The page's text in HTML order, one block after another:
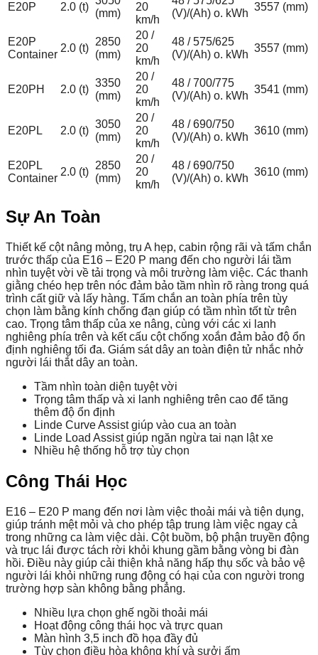
E20P 2.0 (t)
(mm)
20
km/h
(V)/(Ah) o. kWh
3557 (mm)
E20P
Container
2.0 (t)
2850
(mm)
20 /
20
km/h
48 / 575/625
(V)/(Ah) o. kWh
3557 (mm)
E20PH 2.0 (t)
3350
(mm)
20 /
20
km/h
48 / 700/775
(V)/(Ah) o. kWh
3541 (mm)
E20PL 2.0 (t)
3050
(mm)
20 /
20
km/h
48 / 690/750
(V)/(Ah) o. kWh
3610 (mm)
E20PL
Container
2.0 (t)
2850
(mm)
20 /
20
km/h
48 / 690/750
(V)/(Ah) o. kWh
3610 (mm)
Sự An Toàn
Thiết kế cột nâng mỏng, trụ A hẹp, cabin rộng rãi và tấm chắn
trước thấp của E16 – E20 P mang đến cho người lái tầm
nhìn tuyệt vời về tải trọng và môi trường làm việc. Các thanh
giằng chéo hẹp trên nóc đảm bảo tầm nhìn rõ ràng trong quá
trình cất giữ và lấy hàng. Tấm chắn an toàn phía trên tùy
chọn làm bằng kính chống đạn giúp có tầm nhìn tốt từ trên
cao. Trọng tâm thấp của xe nâng, cùng với các xi lanh
nghiêng phía trên và kết cấu cột chống xoắn đảm bảo độ ổn
định nghiêng tối đa. Giám sát dây an toàn điện tử nhắc nhở
người lái thắt dây an toàn.
Tầm nhìn toàn diện tuyệt vời
Trọng tâm thấp và xi lanh nghiêng trên cao để tăng
thêm độ ổn định
Linde Curve Assist giúp vào cua an toàn
Linde Load Assist giúp ngăn ngừa tai nạn lật xe
Nhiều hệ thống hỗ trợ tùy chọn
Công Thái Học
E16 – E20 P mang đến nơi làm việc thoải mái và tiện dụng,
giúp tránh mệt mỏi và cho phép tập trung làm việc ngay cả
trong những ca làm việc dài. Cột buồm, bộ phận truyền động
và trục lái được tách rời khỏi khung gầm bằng vòng bi đàn
hồi. Điều này giúp cải thiện khả năng hấp thụ sốc và bảo vệ
người lái khỏi những rung động có hại của con người trong
trường hợp sàn không bằng phẳng.
Nhiều lựa chọn ghế ngồi thoải mái
Hoạt động công thái học và trực quan
Màn hình 3,5 inch đồ họa đầy đủ
Tùy chọn điều hòa không khí và sưởi ấm